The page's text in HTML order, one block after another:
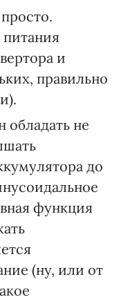
и
правильно
не
до
функция
(ну, или от